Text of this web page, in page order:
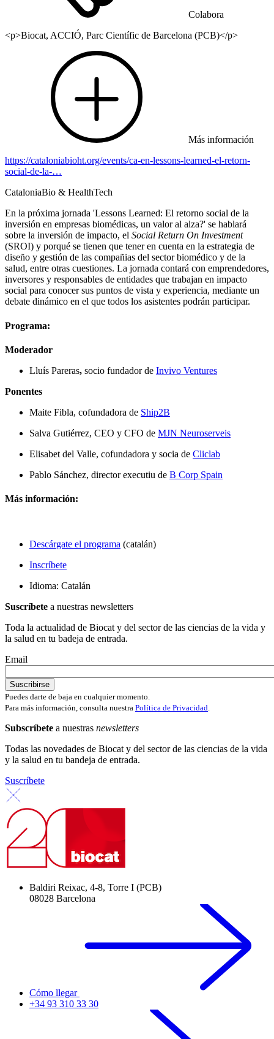
Colabora
<p>Biocat, ACCIÓ, Parc Científic de Barcelona (PCB)</p>
Más información
https://cataloniabioht.org/events/ca-en-lessons-learned-el-retorn-
social-de-la-…
CataloniaBio & HealthTech
En la próxima jornada 'Lessons Learned: El retorno social de la
inversión en empresas biomédicas, un valor al alza?' se hablará
sobre la inversión de impacto, el Social Return On Investment
(SROI) y porqué se tienen que tener en cuenta en la estrategia de
diseño y gestión de las compañias del sector biomédico y de la
salud, entre otras cuestiones. La jornada contará con emprendedores,
inversores y responsables de entidades que trabajan en impacto
social para conocer sus puntos de vista y experiencia, mediante un
debate dinámico en el que todos los asistentes podrán participar.
Programa:
Moderador
Lluís Pareras, socio fundador de Invivo Ventures
Ponentes
Maite Fibla, cofundadora de Ship2B
Salva Gutiérrez, CEO y CFO de MJN Neuroserveis
Elisabet del Valle, cofundadora y socia de Cliclab
Pablo Sánchez, director executiu de B Corp Spain
Más información:
Descárgate el programa (catalán)
Inscríbete
Idioma: Catalán
Suscríbete a nuestras newsletters
Toda la actualidad de Biocat y del sector de las ciencias de la vida y
la salud en tu badeja de entrada.
Email
Puedes darte de baja en cualquier momento.
Para más información, consulta nuestra Política de Privacidad
Subscríbete a nuestras newsletters
Todas las novedades de Biocat y del sector de las ciencias de la vida
y la salud en tu bandeja de entrada.
Suscríbete
Baldiri Reixac, 4-8, Torre I (PCB)
08028 Barcelona
Cómo llegar
+34 93 310 33 30